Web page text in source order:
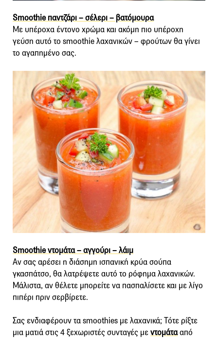
Smoothie παντζάρι – σέλερι – βατόμουρα
Με υπέροχα έντονο χρώμα και ακόμη πιο υπέροχη
γεύση αυτό το smoothie λαχανικών – φρούτων θα γίνει
το αγαπημένο σας.
Smoothie ντομάτα – αγγούρι – λάιμ
Αν σας αρέσει η διάσημη ισπανική κρύα σούπα
γκασπάτσο, θα λατρέψετε αυτό το ρόφημα λαχανικών.
Μάλιστα, αν θέλετε μπορείτε να πασπαλίσετε και με λίγο
πιπέρι πριν σερβίρετε.
Σας ενδιαφέρουν τα smoothies με λαχανικά; Τότε ρίξτε
μια ματιά στις 4 ξεχωριστές συνταγές μεντομάτααπό